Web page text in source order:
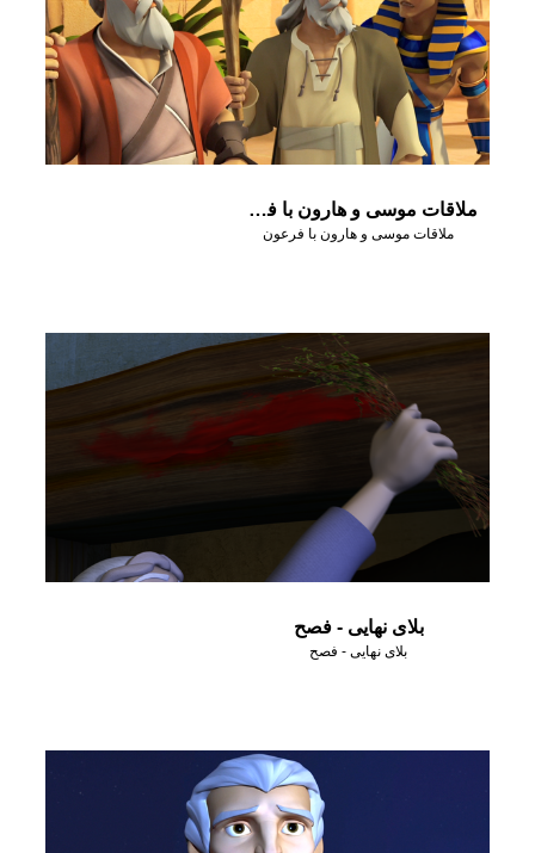
ملاقات موسی و هارون با فرعون
ملاقات موسی و هارون با فرعون
بلای نهایی - فصح
بلای نهایی - فصح